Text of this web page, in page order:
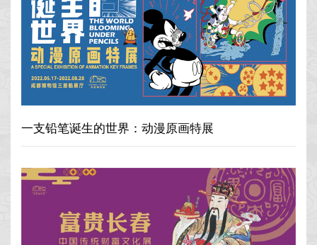
一支铅笔诞生的世界：动漫原画特展